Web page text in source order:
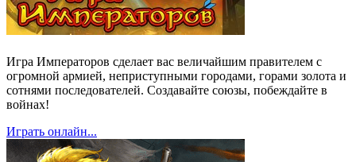
Игра Императоров сделает вас величайшим правителем с
огромной армией, неприступными городами, горами золота и
сотнями последователей. Создавайте союзы, побеждайте в
войнах!
Играть онлайн...